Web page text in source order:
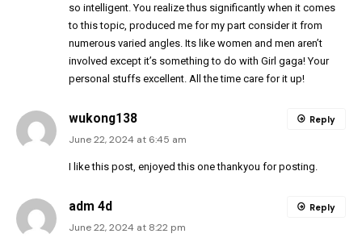
so intelligent. You realize thus significantly when it comes
to this topic, produced me for my part consider it from
numerous varied angles. Its like women and men aren’t
involved except it’s something to do with Girl gaga! Your
personal stuffs excellent. All the time care for it up!
wukong138
June 22, 2024 at 6:45 am
I like this post, enjoyed this one thankyou for posting.
Reply
adm 4d
June 22, 2024 at 8:22 pm
Reply